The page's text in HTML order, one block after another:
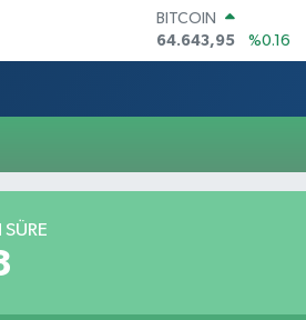
BITCOIN
64.643,95
%0.16
DOLAR
64,2143
%0